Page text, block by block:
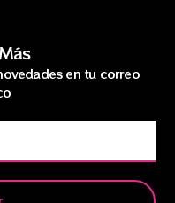
en tu correo